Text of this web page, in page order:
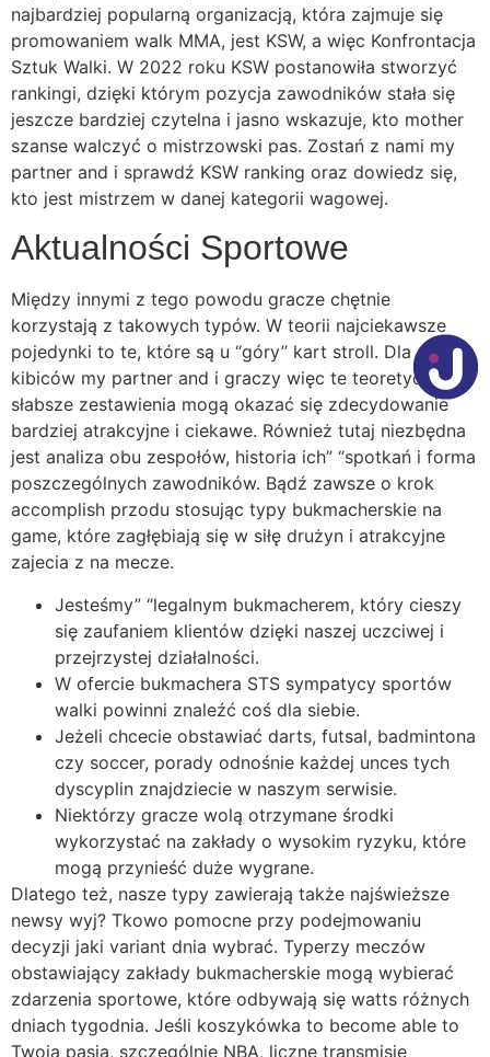
najbardziej popularną organizacją, która zajmuje się
promowaniem walk MMA, jest KSW, a więc Konfrontacja
Sztuk Walki. W 2022 roku KSW postanowiła stworzyć
rankingi, dzięki którym pozycja zawodników stała się
jeszcze bardziej czytelna i jasno wskazuje, kto mother
szanse walczyć o mistrzowski pas. Zostań z nami my
partner and i sprawdź KSW ranking oraz dowiedz się,
kto jest mistrzem w danej kategorii wagowej.
Aktualności Sportowe
Między innymi z tego powodu gracze chętnie
korzystają z takowych typów. W teorii najciekawsze
pojedynki to te, które są u “góry” kart stroll. Dla
kibiców my partner and i graczy więc te teoretycznie
słabsze zestawienia mogą okazać się zdecydowanie
bardziej atrakcyjne i ciekawe. Również tutaj niezbędna
jest analiza obu zespołów, historia ich” “spotkań i forma
poszczególnych zawodników. Bądź zawsze o krok
accomplish przodu stosując typy bukmacherskie na
game, które zagłębiają się w siłę drużyn i atrakcyjne
zajecia z na mecze.
Jesteśmy” “legalnym bukmacherem, który cieszy
się zaufaniem klientów dzięki naszej uczciwej i
przejrzystej działalności.
W ofercie bukmachera STS sympatycy sportów
walki powinni znaleźć coś dla siebie.
Jeżeli chcecie obstawiać darts, futsal, badmintona
czy soccer, porady odnośnie każdej unces tych
dyscyplin znajdziecie w naszym serwisie.
Niektórzy gracze wolą otrzymane środki
wykorzystać na zakłady o wysokim ryzyku, które
mogą przynieść duże wygrane.
Dlatego też, nasze typy zawierają także najświeższe
newsy wyj? Tkowo pomocne przy podejmowaniu
decyzji jaki variant dnia wybrać. Typerzy meczów
obstawiający zakłady bukmacherskie mogą wybierać
zdarzenia sportowe, które odbywają się watts różnych
dniach tygodnia. Jeśli koszykówka to become able to
Twoja pasja, szczególnie NBA, liczne transmisje